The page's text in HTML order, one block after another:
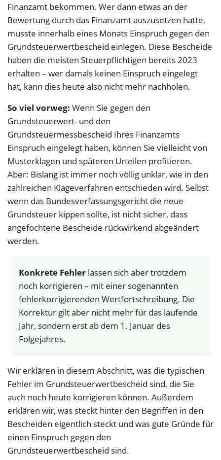
Finanzamt bekommen. Wer dann etwas an der
Bewertung durch das Finanzamt auszusetzen hatte,
musste innerhalb eines Monats Einspruch gegen den
Grundsteuerwertbescheid einlegen. Diese Bescheide
haben die meisten Steuerpflichtigen bereits 2023
erhalten – wer damals keinen Einspruch eingelegt
hat, kann dies heute also nicht mehr nachholen.
So viel vorweg: Wenn Sie gegen den
Grundsteuerwert- und den
Grundsteuermessbescheid Ihres Finanzamts
Einspruch eingelegt haben, können Sie vielleicht von
Musterklagen und späteren Urteilen profitieren.
Aber: Bislang ist immer noch völlig unklar, wie in den
zahlreichen Klageverfahren entschieden wird. Selbst
wenn das Bundesverfassungsgericht die neue
Grundsteuer kippen sollte, ist nicht sicher, dass
angefochtene Bescheide rückwirkend abgeändert
werden.
Konkrete Fehlerlassen sich aber trotzdem
noch korrigieren – mit einer sogenannten
fehlerkorrigierenden Wertfortschreibung. Die
Korrektur gilt aber nicht mehr für das laufende
Jahr, sondern erst ab dem 1. Januar des
Folgejahres.
Wir erklären in diesem Abschnitt, was die typischen
Fehler im Grundsteuerwertbescheid sind, die Sie
auch noch heute korrigieren können. Außerdem
erklären wir, was steckt hinter den Begriffen in den
Bescheiden eigentlich steckt und was gute Gründe für
einen Einspruch gegen den
Grundsteuerwertbescheid sind.